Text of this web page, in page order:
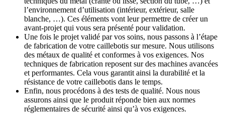
l’environnement d’utilisation (intérieur, extérieur, salle
blanche, …). Ces éléments vont leur permettre de créer un
avant-projet qui vous sera présenté pour validation.
Une fois le projet validé par vos soins, nous passons à l’étape
de fabrication de votre caillebotis sur mesure. Nous utilisons
des métaux de qualité et conformes à vos exigences. Nos
techniques de fabrication reposent sur des machines avancées
et performantes. Cela vous garantit ainsi la durabilité et la
résistance de votre caillebotis dans le temps.
Enfin, nous procédons à des tests de qualité. Nous nous
assurons ainsi que le produit réponde bien aux normes
réglementaires de sécurité ainsi qu’à vos exigences.